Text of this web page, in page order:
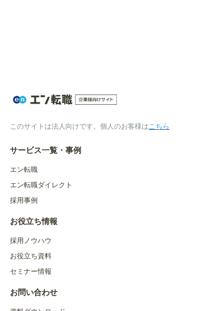
このサイトは法人向けです。個人のお客様はこちら
サービス一覧・事例
エン転職
エン転職ダイレクト
採用事例
お役立ち情報
採用ノウハウ
お役立ち資料
セミナー情報
お問い合わせ